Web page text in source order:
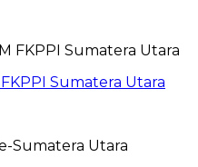
Sumatera Utara